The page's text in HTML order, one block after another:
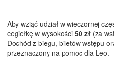
Aby wziąć udział w wieczornej
cegiełkę w wysokości 50 zł (za
Dochód z biegu, biletów wstępu
przeznaczony na pomoc dla Leo.